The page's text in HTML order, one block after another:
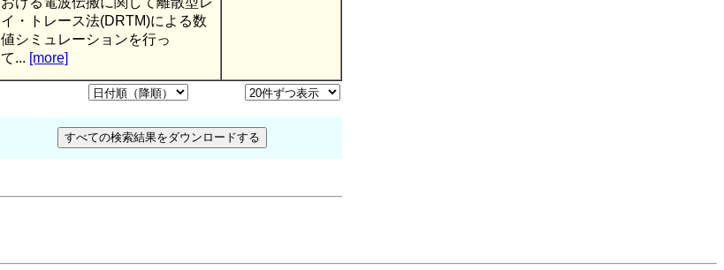
イ・トレース法(DRTM)による数
値シミュレーションを行っ
て... [more]